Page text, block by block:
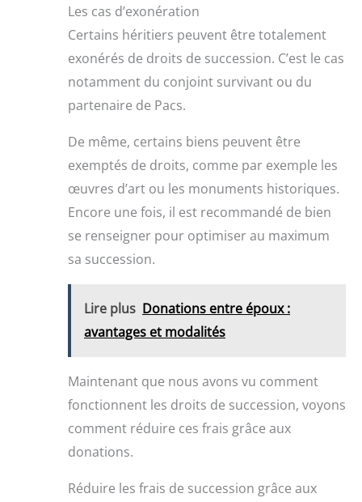
Les cas d’exonération
Certains héritiers peuvent être totalement
exonérés de droits de succession. C’est le cas
notamment du conjoint survivant ou du
partenaire de Pacs.
De même, certains biens peuvent être
exemptés de droits, comme par exemple les
œuvres d’art ou les monuments historiques.
Encore une fois, il est recommandé de bien
se renseigner pour optimiser au maximum
sa succession.
Lire plus Donations entre époux :
avantages et modalités
Maintenant que nous avons vu comment
fonctionnent les droits de succession, voyons
comment réduire ces frais grâce aux
donations.
Réduire les frais de succession grâce aux